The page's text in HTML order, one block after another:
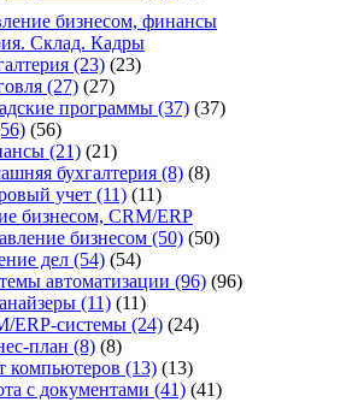
бизнесом, финансы
Склад. Кадры
(23) (23)
(27) (27)
программы (37) (37)
(56)
(21) (21)
бухгалтерия (8) (8)
учет (11) (11)
бизнесом, CRM/ERP
бизнесом (50) (50)
дел (54) (54)
автоматизации (96) (96)
(11) (11)
ERP-системы (24) (24)
план (8) (8)
компьютеров (13) (13)
с документами (41) (41)